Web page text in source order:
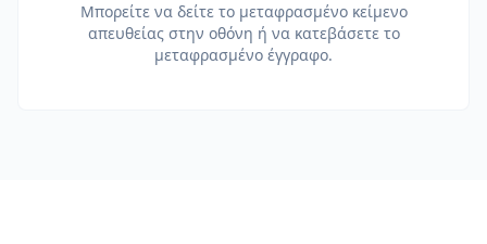
Μπορείτε να δείτε το μεταφρασμένο κείμενο
απευθείας στην οθόνη ή να κατεβάσετε το
μεταφρασμένο έγγραφο.